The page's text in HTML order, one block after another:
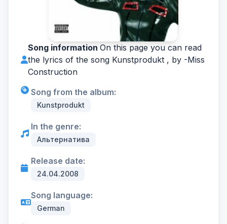
Song information On this page you can read
the lyrics of the song Kunstprodukt , by -Miss
Construction
Song from the album:
Kunstprodukt
In the genre:
Альтернатива
Release date:
24.04.2008
Song language:
German